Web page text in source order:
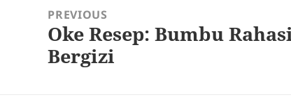
navigationPREVIOUS
Previous
post:
Oke Resep: Bumbu
Bergizi